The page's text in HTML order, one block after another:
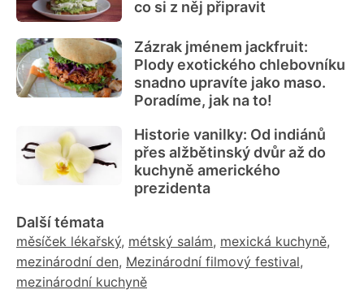
co si z něj připravit
Zázrak jménem jackfruit:
Plody exotického chlebovníku
snadno upravíte jako maso.
Poradíme, jak na to!
Historie vanilky: Od indiánů
přes alžbětinský dvůr až do
kuchyně amerického
prezidenta
Další témata
měsíček lékařský, métský salám, mexická kuchyně,
mezinárodní den, Mezinárodní filmový festival,
mezinárodní kuchyně